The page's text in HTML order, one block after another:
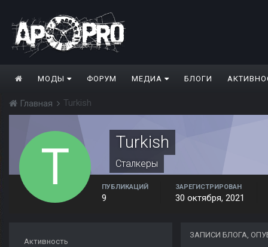
МОДЫ ФОРУМ МЕДИА БЛОГИ
Главная Turkish
Turkish
Сталкеры
ПУБЛИКАЦИЙ
9
ЗАРЕГИСТРИРОВАН
30 октября, 2021
Активность
ЗАПИСИ БЛОГА,